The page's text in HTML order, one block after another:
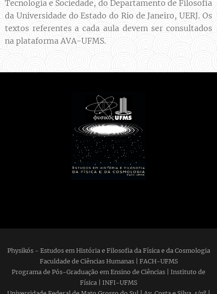
Tecnologia e Sociedade, do Departamento de Filosofia
da Universidade do Estado do Rio de Janeiro, UERJ. Os
textos referentes a cada aula devem ser consultados
na plataforma AVA-UFMS.
Physikós - Estudos em História e Filosofia da Física e da Cosmologia
Faculdade de Ciências Humanas | FACH-UFMS
Programa de Pós-Graduação em Ensino de Ciências | Instituto de
Física | INFI-UFMS